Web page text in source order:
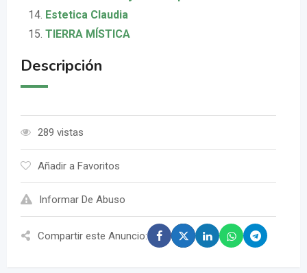
Estetica Claudia
TIERRA MÍSTICA
Descripción
289 vistas
Añadir a Favoritos
Informar De Abuso
Compartir este Anuncio: